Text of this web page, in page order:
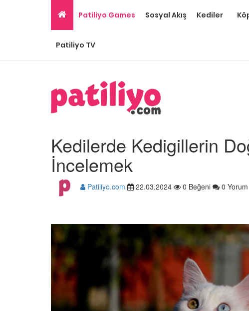
Patiliyo Games Sosyal Akış Kediler
Patiliyo TV
Kedilerde Kedigillerin
İncelemek
Patiliyo.com 22.03.2024 0 Beğeni 0 Yorum
Tüm İnsanların Ders Çıkarması
Gereken 26 Hayvansever
22.05.2020
Anne Kedi Yavrusunu Neden
Reddeder ve Terk Eder?